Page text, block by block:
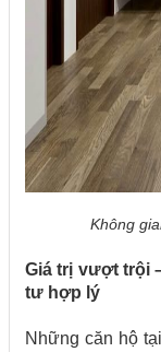
Không
Giá trị vượt trội
tư hợp lý
Những căn hộ